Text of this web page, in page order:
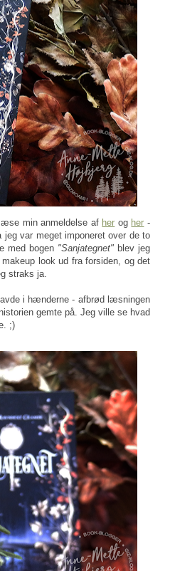
min anmeldelse af her og her -
var meget imponeret over de to
med bogen "Sanjategnet" blev jeg
look ud fra forsiden, og det
straks ja.
i hænderne - afbrød læsningen
gemte på. Jeg ville se hvad
;)